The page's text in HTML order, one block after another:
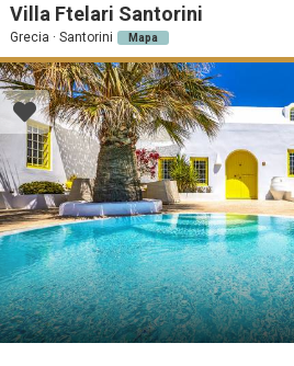
Villa Ftelari Santorini
Grecia · Santorini Mapa